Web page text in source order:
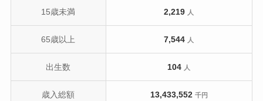
15歳未満 2,219 人
65歳以上 7,544 人
出生数 104 人
歳入総額 13,433,552 千円